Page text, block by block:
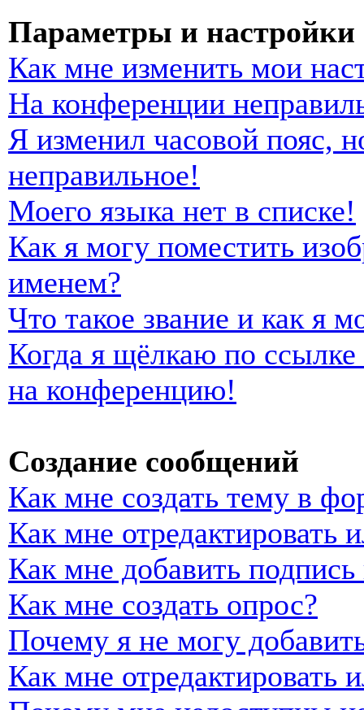
Параметры и настройки
Как мне изменить мои
На конференции
Я изменил часовой пояс,
неправильное!
Моего языка нет в списке!
Как я могу поместить
именем?
Что такое звание и как я
Когда я щёлкаю по
на конференцию!
Создание сообщений
Как мне создать тему в
Как мне отредактировать
Как мне добавить
Как мне создать опрос?
Почему я не могу
Как мне отредактировать